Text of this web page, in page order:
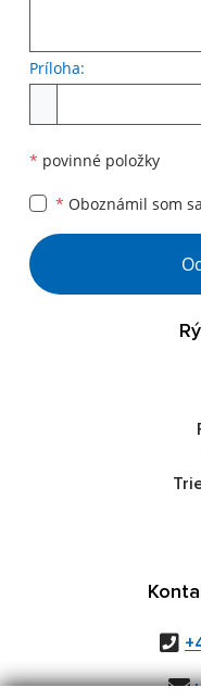
Príloha:
* povinné položky
* Oboznámil som
Google reCaptcha